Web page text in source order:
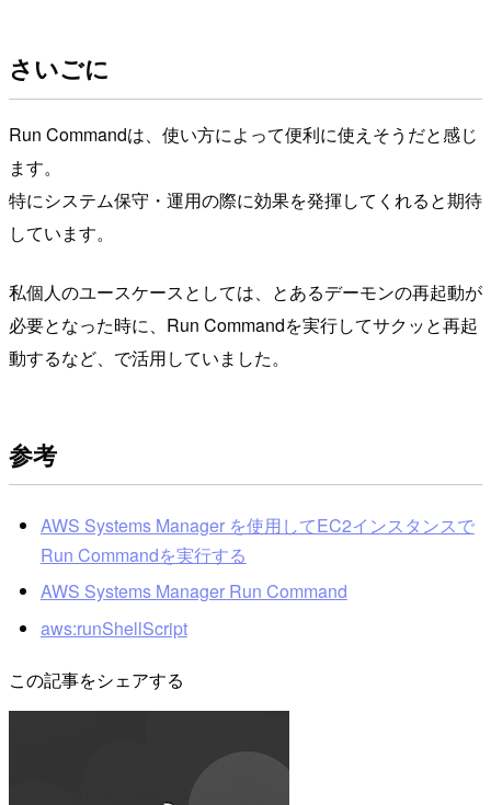
さいごに
Run Commandは、使い方によって便利に使えそうだと感じ
ます。
特にシステム保守・運用の際に効果を発揮してくれると期待
しています。
私個人のユースケースとしては、とあるデーモンの再起動が
必要となった時に、Run Commandを実行してサクッと再起
動するなど、で活用していました。
参考
AWS Systems Manager を使用してEC2インスタンスで
Run Commandを実行する
AWS Systems Manager Run Command
aws:runShellScript
この記事をシェアする